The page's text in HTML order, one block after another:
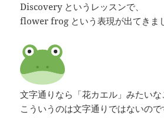
Discovery というレッスンで、
flower frog という表現が出てきま
文字通りなら「花カエル」みたいな
こういうのは文字通りではないので